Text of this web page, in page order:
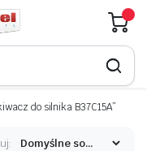
do silnika B37C15A”